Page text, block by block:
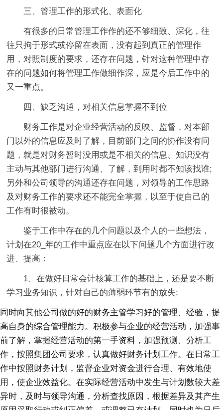
三、管理工作的形式化、表面化
有很多的日常管理工作作的还不够细致、深化，往
往只拘于形式或停留在表面，没有起到真正的管理作
用，对照制度的要求，还存在问题，针对这种管理中存
在的问题如何将管理工作做细作深，应是今后工作中的
又一重点。
四、缺乏沟通，对相关信息掌握不到位
财务工作是对企业经营活动的反映、监督，对本部
门以外的信息应及时了解，目前部门之间的协作没有问
题，就是对财务暂时没用或是不相关的信息、知识没有
主动与其他部门进行沟通、了解，到用时都不知该找谁;
另外和公司领导的沟通还存在问题，对领导的工作思路
及对财务工作的要求还不能完全掌握，以至于使自己的
工作有时很被动。
鉴于工作中存在的几个问题以及个人的一些想法，
计划在20_年的工作中重点应在以下问题几个方面进行改
进、提高：
1、在做好日常会计核算工作的基础上，还是要不断
学习业务知识，针对自己的薄弱环节有的放失;
同时向其他公司做的好的财务主管学习好的管理、经验，提
高自身的综合管理能力。积极参与企业的经营活动，加强事
前了解，掌握经营活动的第一手资料，加强预测、分析工
作，按照集团公司要求，认真做好财务计划工作。在日常工
作中按照财务计划，监督企业对资金进行合理、有效地使
用，使企业效益化。在实际经营活动中发生与计划数较大差
异时，及时与领导沟通，分析查找原因，根据差异及其产生